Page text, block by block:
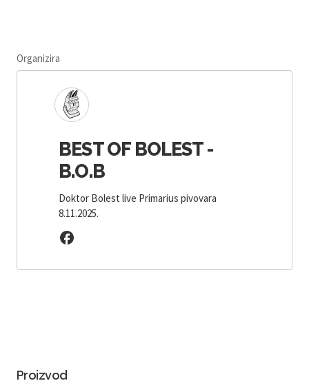
Organizira
BEST OF BOLEST -
B.O.B
Doktor Bolest live Primarius pivovara
8.11.2025.
Proizvod